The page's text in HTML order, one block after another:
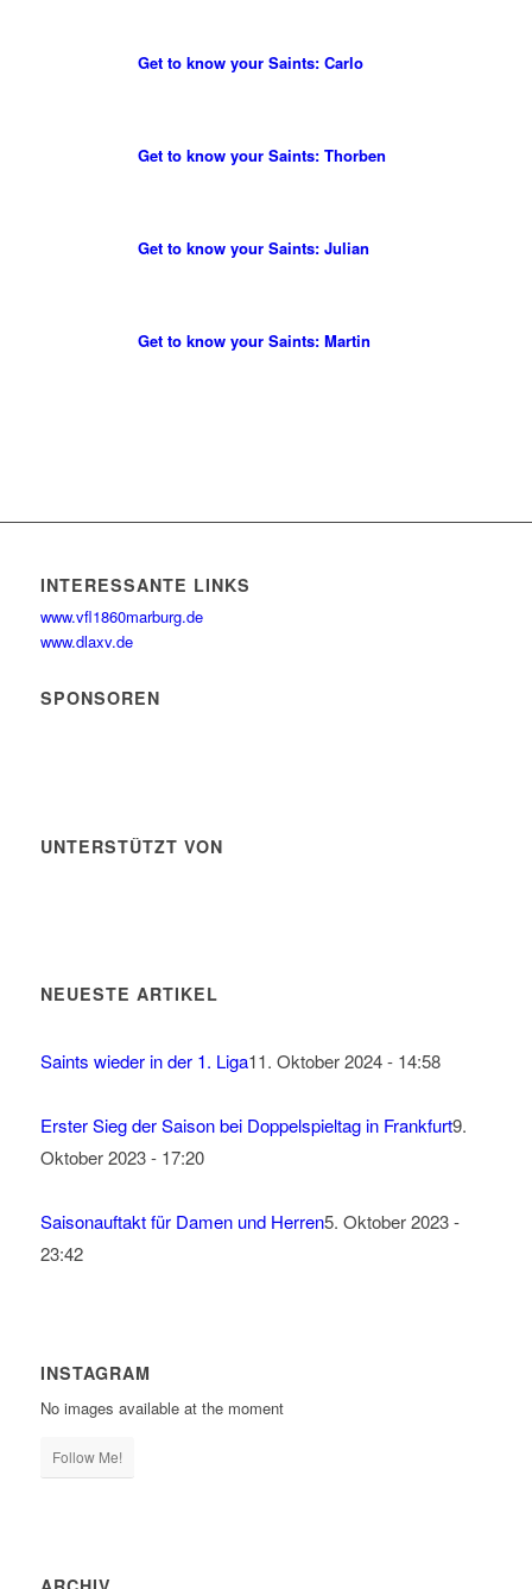
Get to know your Saints: Carlo
Get to know your Saints: Thorben
Get to know your Saints: Julian
Get to know your Saints: Martin
INTERESSANTE LINKS
www.vfl1860marburg.de
www.dlaxv.de
SPONSOREN
UNTERSTÜTZT VON
NEUESTE ARTIKEL
Saints wieder in der 1. Liga11. Oktober 2024 - 14:58
Erster Sieg der Saison bei Doppelspieltag in Frankfurt9.
Oktober 2023 - 17:20
Saisonauftakt für Damen und Herren5. Oktober 2023 -
23:42
INSTAGRAM
No images available at the moment
Follow Me!